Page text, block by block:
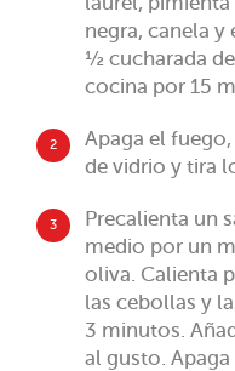
negra, canela y
½ cucharada
cocina por 15
2
Apaga el
de vidrio y tira
3
Precalienta un
medio por un
oliva. Calienta
las cebollas y
3 minutos.
al gusto.